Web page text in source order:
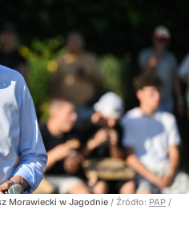
Morawiecki w Jagodnie / Źródło: PAP /